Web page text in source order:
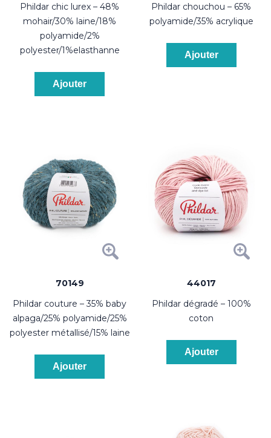
phildar chic lurex – 48%
mohair/30% laine/18%
polyamide/2%
polyester/1%elasthanne
Ajouter
phildar chouchou – 65%
polyamide/35% acrylique
Ajouter
70149
phildar couture – 35% baby
alpaga/25% polyamide/25%
polyester métallisé/15% laine
Ajouter
44017
phildar dégradé – 100%
coton
Ajouter